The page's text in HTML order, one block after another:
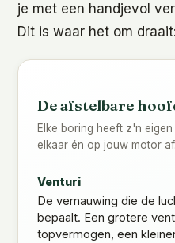
je met een handjevol
Dit is waar het om draait:
De afstelbare
Elke boring heeft z'n
elkaar én op jouw motor af.
Venturi
De vernauwing die de
bepaalt. Een grotere
topvermogen, een